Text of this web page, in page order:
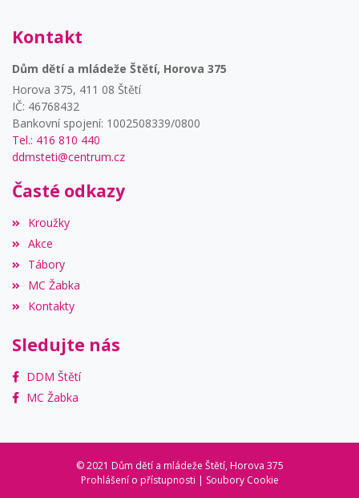
Kontakt
Dům dětí a mládeže Štětí, Horova 375
Horova 375, 411 08 Štětí
IČ: 46768432
Bankovní spojení: 1002508339/0800
Tel.: 416 810 440
ddmsteti@centrum.cz
Časté odkazy
Kroužky
Akce
Tábory
MC Žabka
Kontakty
Sledujte nás
DDM Štětí
MC Žabka
© 2021 Dům dětí a mládeže Štětí, Horova 375
Prohlášení o přístupnosti | Soubory Cookie